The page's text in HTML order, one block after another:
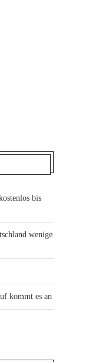
bis
wenige
kommt es an